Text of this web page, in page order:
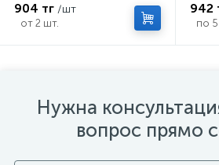
904 тг /шт
от 2 шт.
942
по
Нужна
вопрос прямо